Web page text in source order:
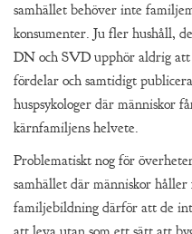
samhället behöver inte
konsumenter. Ju fler hushåll,
DN och SVD upphör aldrig
fördelar och samtidigt
huspsykologer där människor
kärnfamiljens helvete.
Problematiskt nog för
samhället där människor
familjebildning därför att de